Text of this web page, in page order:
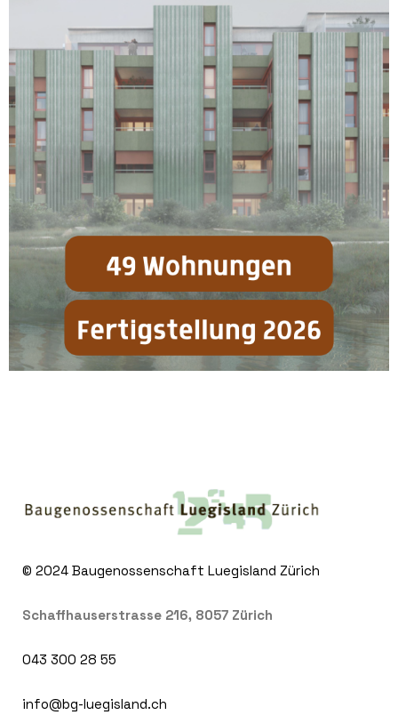
© 2024 Baugenossenschaft Luegisland Zürich
Schaffhauserstrasse 216, 8057 Zürich
043 300 28 55
info@bg-luegisland.ch